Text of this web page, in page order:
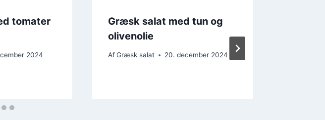
tomater
2024
Græsk salat med tun og
olivenolie
Af Græsk salat 20. december 2024